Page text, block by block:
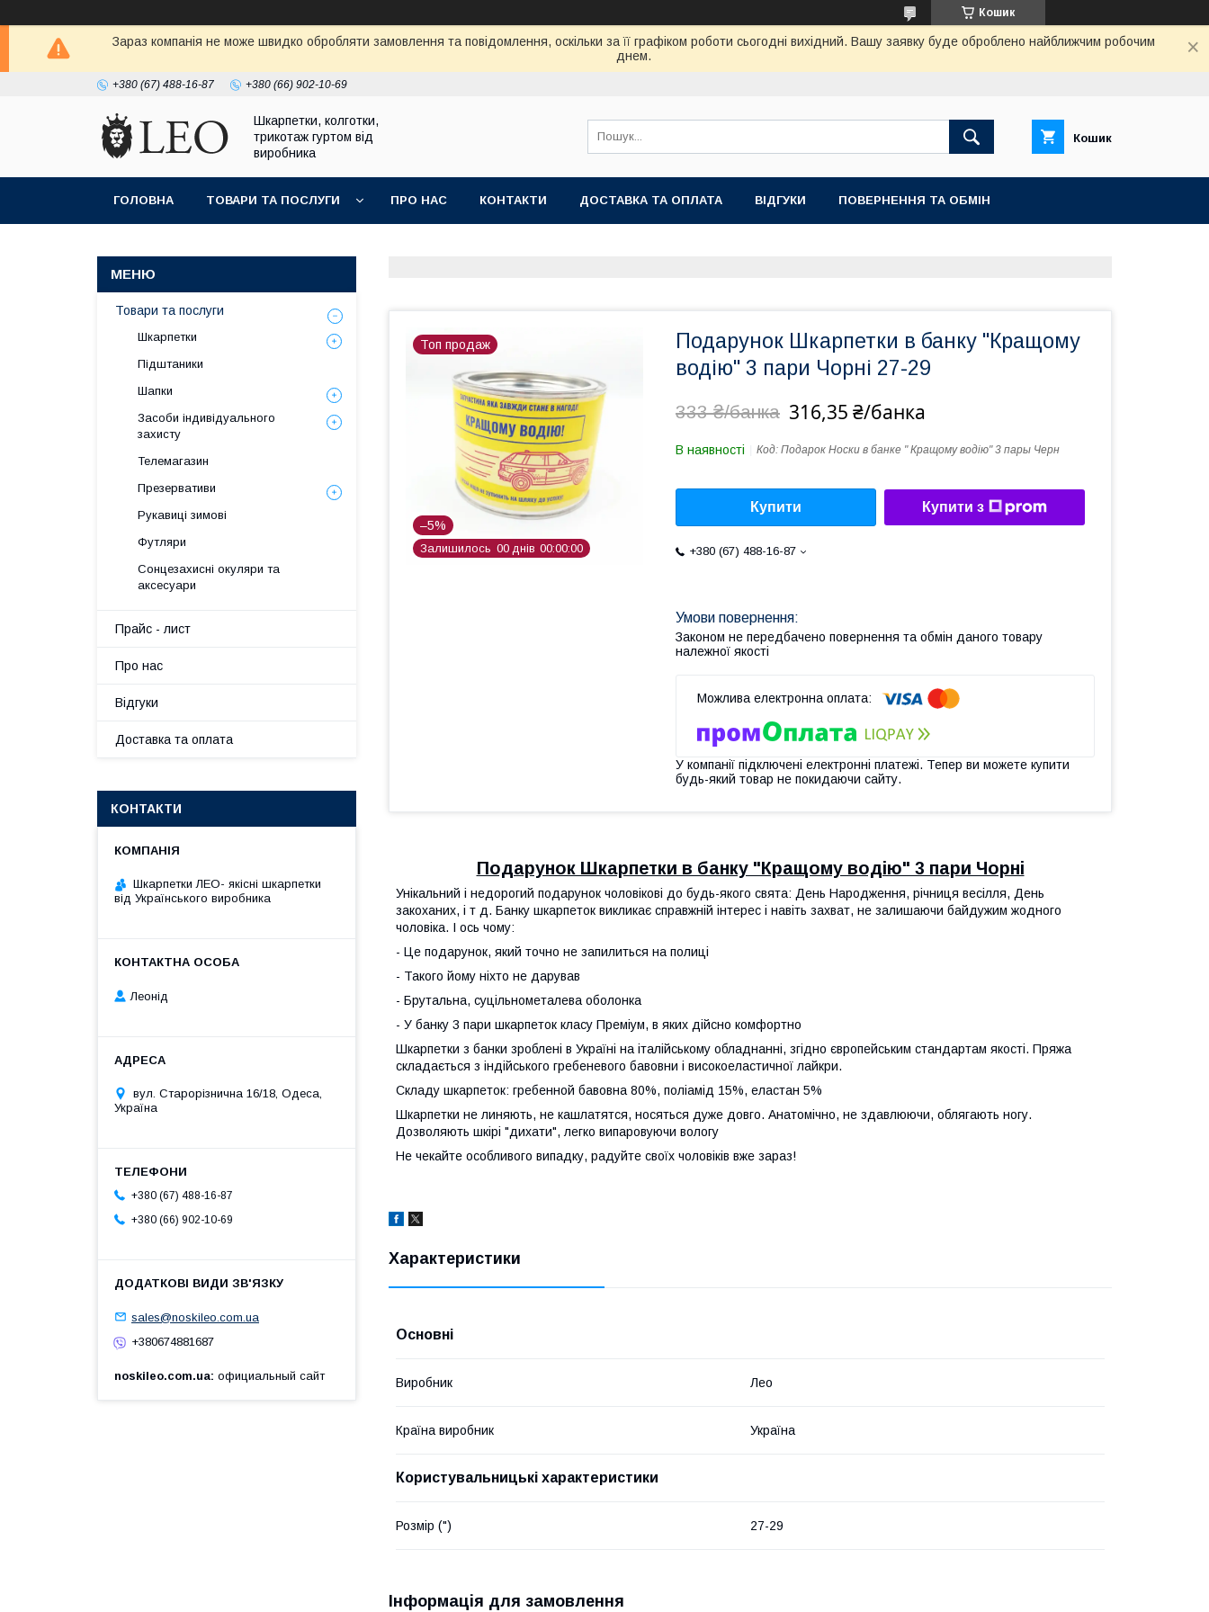
Кошик
Зараз компанія не може швидко обробляти замовлення та повідомлення, оскільки за її графіком роботи сьогодні вихідний. Вашу заявку буде оброблено найближчим робочим
днем.
+380 (67) 488-16-87 +380 (66) 902-10-69
Шкарпетки, колготки,
трикотаж гуртом від
виробника
Кошик
ГОЛОВНА ТОВАРИ ТА ПОСЛУГИ ПРО НАС КОНТАКТИ ДОСТАВКА ТА ОПЛАТА ВIДГУКИ ПОВЕРНЕННЯ ТА ОБМIН
Топ продаж
–5%
Залишилось 00 днів 00 00 00
Подарунок Шкарпетки в банку "Кращому
водію" 3 пари Чорні 27-29
333 ₴/банка 316,35 ₴/банка
В наявності Код: Подарок Носки в банке " Кращому водію" 3 пары Черн
Купити Купити з
+380 (67) 488-16-87
Законом не передбачено повернення та обмін даного товару
належної якості
У компанії підключені електронні платежі. Тепер ви можете купити
будь-який товар не покидаючи сайту.
Подарунок Шкарпетки в банку "Кращому водію" 3 пари Чорні
Унікальний і недорогий подарунок чоловікові до будь-якого свята: День Народження, річниця весілля, День
закоханих, і т д. Банку шкарпеток викликає справжній інтерес і навіть захват, не залишаючи байдужим жодного
чоловіка. І ось чому:
- Це подарунок, який точно не запилиться на полиці
- Такого йому ніхто не дарував
- Брутальна, суцільнометалева оболонка
- У банку 3 пари шкарпеток класу Преміум, в яких дійсно комфортно
Шкарпетки з банки зроблені в Україні на італійському обладнанні, згідно європейським стандартам якості. Пряжа
складається з індійського гребеневого бавовни і високоеластичної лайкри.
Складу шкарпеток: гребенной бавовна 80%, поліамід 15%, еластан 5%
Шкарпетки не линяють, не кашлатятся, носяться дуже довго. Анатомічно, не здавлюючи, облягають ногу.
Дозволяють шкірі "дихати", легко випаровуючи вологу
Не чекайте особливого випадку, радуйте своїх чоловіків вже зараз!
Характеристики
Основні
Виробник Лео
Країна виробник Україна
Користувальницькі характеристики
Розмір (") 27-29
Інформація для замовлення
Товари та послуги
Шкарпетки
Підштаники
Шапки
Засоби індивідуального
захисту
Телемагазин
Презервативи
Рукавиці зимові
Футляри
Сонцезахисні окуляри та
аксесуари
Прайс - лист
Про нас
Вiдгуки
Доставка та оплата
КОНТАКТИ
Шкарпетки ЛЕО- якісні шкарпетки
від Українського виробника
Леонід
вул. Старорізнична 16/18, Одеса,
Україна
+380 (67) 488-16-87
+380 (66) 902-10-69
sales@noskileo.com.ua
+380674881687
noskileo.com.ua официальный сайт